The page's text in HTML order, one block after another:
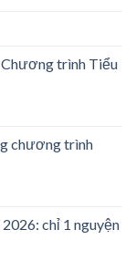
trình Tiểu
chương trình
chỉ 1 nguyện